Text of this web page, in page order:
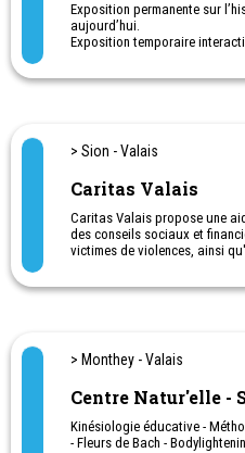
Exposition permanente sur
aujourd’hui.
Exposition temporaire
Boutique de jeux pour tous
> Sion - Valais
Caritas Valais
Caritas Valais propose une
des conseils sociaux et
victimes de violences, ainsi
> Monthey - Valais
Centre Natur'elle -
Kinésiologie éducative -
- Fleurs de Bach -